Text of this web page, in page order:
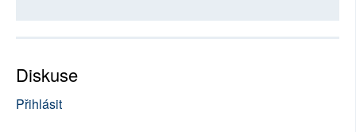
Diskuse
Přihlásit